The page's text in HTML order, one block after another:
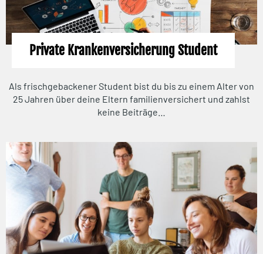
Private Krankenversicherung Student
Als frischgebackener Student bist du bis zu einem Alter von
25 Jahren über deine Eltern familienversichert und zahlst
keine Beiträge…